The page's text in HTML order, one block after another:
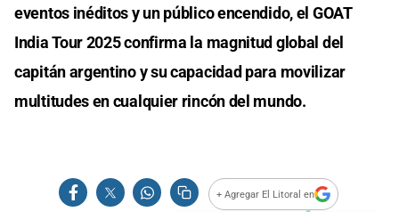
eventos inéditos y un público encendido, el GOAT
India Tour 2025 confirma la magnitud global del
capitán argentino y su capacidad para movilizar
multitudes en cualquier rincón del mundo.
+ Agregar El Litoral en